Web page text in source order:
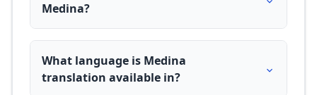
Medina?
What language is Medina
translation available in?